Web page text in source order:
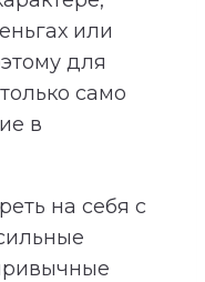
или
для
само
в
на себя с